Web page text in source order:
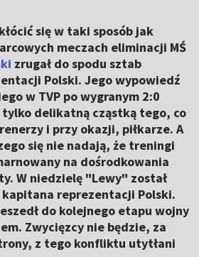
się w taki sposób jak
meczach eliminacji MŚ
zrugał do spodu sztab
Polski. Jego wypowiedź
w TVP po wygranym 2:0
tylko delikatną cząstką tego, co
i przy okazji, piłkarze. A
się nie nadają, że treningi
na dośrodkowania
W niedzielę "Lewy" został
reprezentacji Polski.
do kolejnego etapu wojny
Zwycięzcy nie będzie, za
z tego konfliktu utytłani